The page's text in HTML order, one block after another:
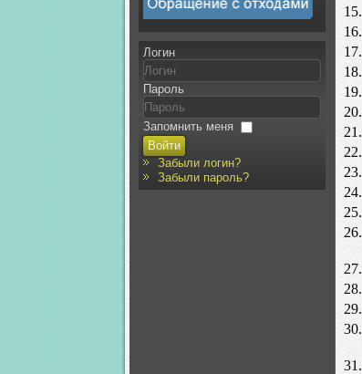
Логин
Пароль
Запомнить меня
Войти
Забыли логин?
Забыли пароль?
15.
16.
17.
18.
19.
20.
21.
22.
23.
24.
25.
26.
27.
28.
29.
30.
31.